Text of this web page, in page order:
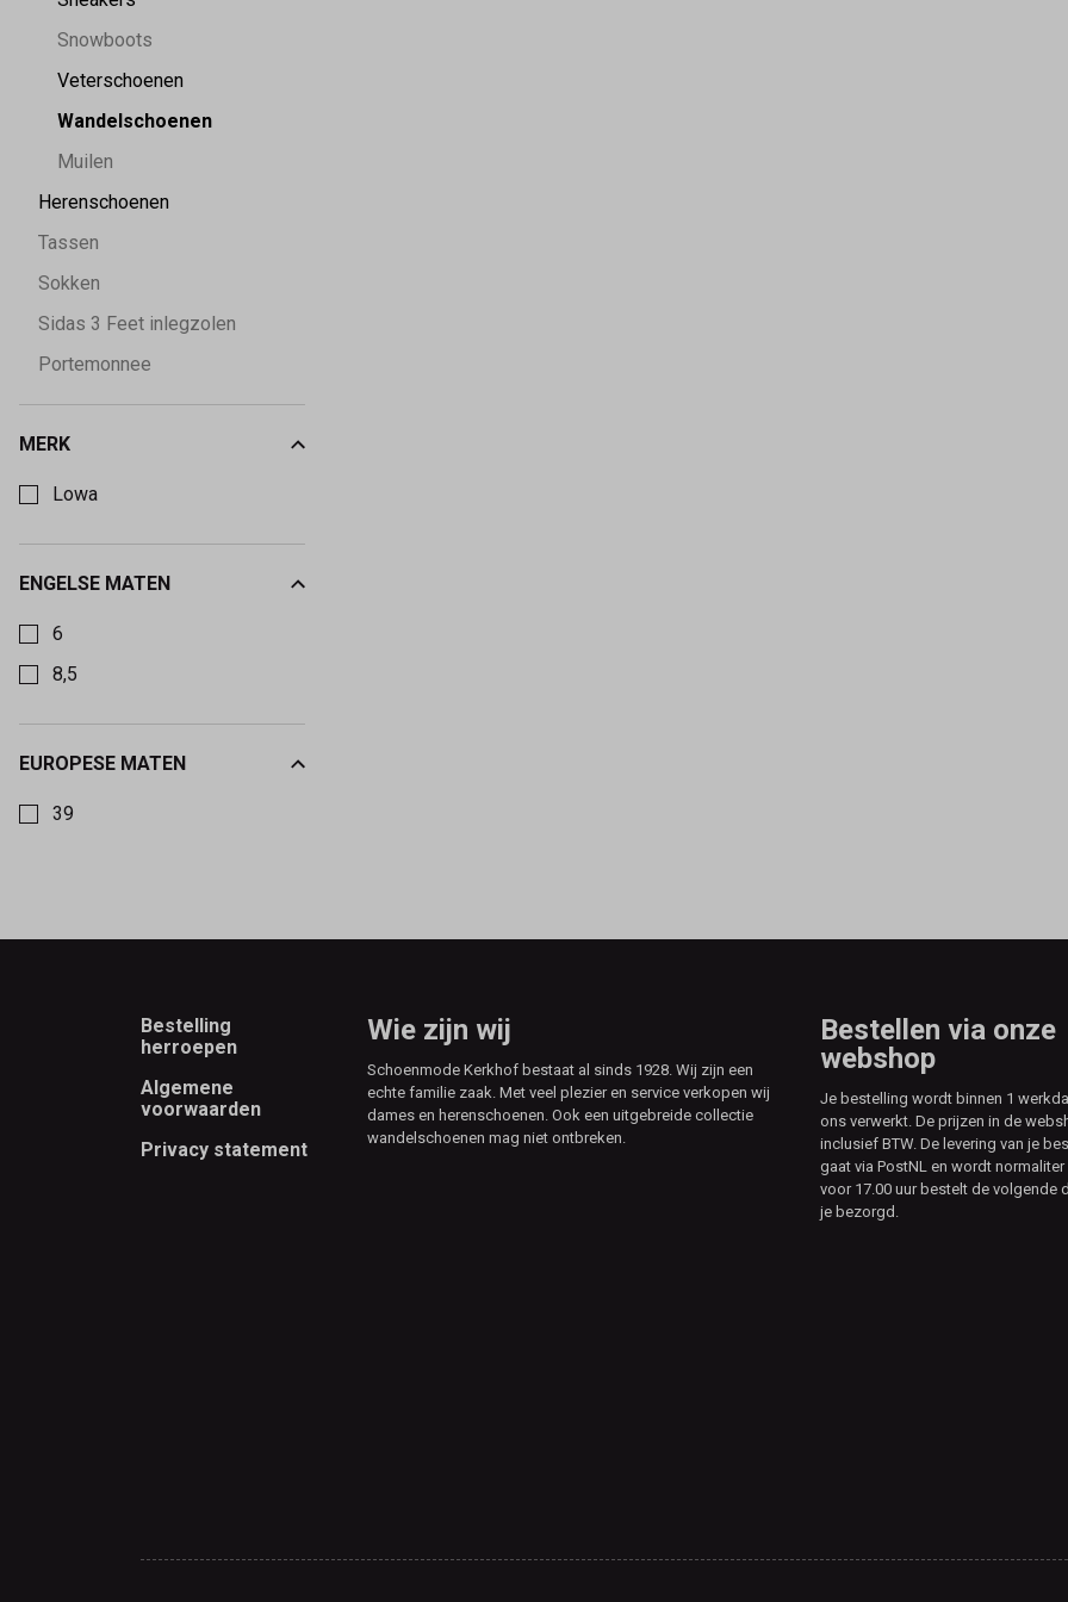
Snowboots
Veterschoenen
Wandelschoenen
Muilen
Herenschoenen
Tassen
Sokken
Sidas 3 Feet inlegzolen
Portemonnee
MERK
Lowa
ENGELSE MATEN
6
8,5
EUROPESE MATEN
39
Footer
Bestelling
herroepen
Algemene
voorwaarden
Privacy statement
Wie zijn wij
Schoenmode Kerkhof bestaat al sinds 1928. Wij zijn een
echte familie zaak. Met veel plezier en service verkopen wij
dames en herenschoenen. Ook een uitgebreide collectie
wandelschoenen mag niet ontbreken.
Bestellen via onze
webshop
Je bestelling wordt binnen 1
ons verwerkt. De prijzen in de
inclusief BTW. De levering van je
gaat via PostNL en wordt normaliter
voor 17.00 uur bestelt de volgende
je bezorgd.